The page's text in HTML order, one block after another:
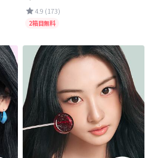
4.9 (173)
2箱目無料